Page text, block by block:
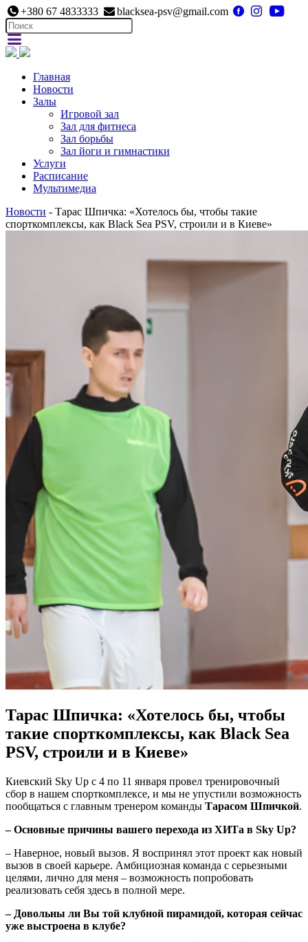
+380 67 4833333 blacksea-psv@gmail.com
Главная
Новости
Залы
Игровой зал
Зал для фитнеса
Зал борьбы
Зал йоги и гимнастики
Услуги
Расписание
Мультимедиа
Новости - Тарас Шпичка: «Хотелось бы, чтобы такие
спорткомплексы, как Black Sea PSV, строили и в Киеве»
Тарас Шпичка: «Хотелось бы, чтобы
такие спорткомплексы, как Black Sea
PSV, строили и в Киеве»
Киевский Sky Up с 4 по 11 января провел тренировочный
сбор в нашем спорткомплексе, и мы не упустили возможность
пообщаться с главным тренером команды Тарасом Шпичкой.
– Основные причины вашего перехода из ХИТа в Sky Up?
– Наверное, новый вызов. Я воспринял этот проект как новый
вызов в своей карьере. Амбициозная команда с серьезными
целями, лично для меня – возможность попробовать
реализовать себя здесь в полной мере.
– Довольны ли Вы той клубной пирамидой, которая сейчас
уже выстроена в клубе?